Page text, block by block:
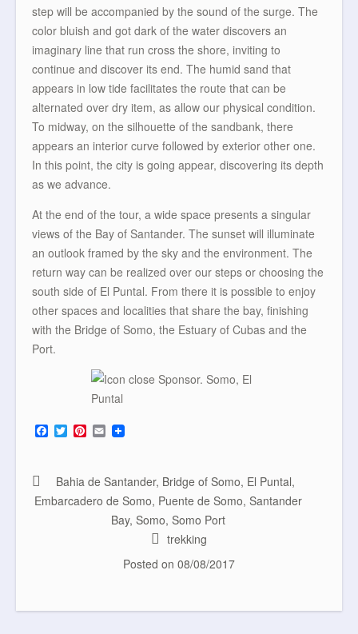
step will be accompanied by the sound of the surge. The
color bluish and got dark of the water discovers an
imaginary line that run cross the shore, inviting to
continue and discover its end. The humid sand that
appears in low tide facilitates the route that can be
alternated over dry item, as allow our physical condition.
To midway, on the silhouette of the sandbank, there
appears an interior curve followed by exterior other one.
In this point, the city is going appear, discovering its depth
as we advance.
At the end of the tour, a wide space presents a singular
views of the Bay of Santander. The sunset will illuminate
an outlook framed by the sky and the environment. The
return way can be realized over our steps or choosing the
south side of El Puntal. From there it is possible to enjoy
other spaces and localities that share the bay, finishing
with the Bridge of Somo, the Estuary of Cubas and the
Port.
F
a
o
o
T
w
t
e
r
P
e
r
e
E
m
l
Bahia de Santander, Bridge of Somo, El Puntal,
Embarcadero de Somo, Puente de Somo, Santander
Bay, Somo, Somo Port
trekking
Posted on 08/08/2017